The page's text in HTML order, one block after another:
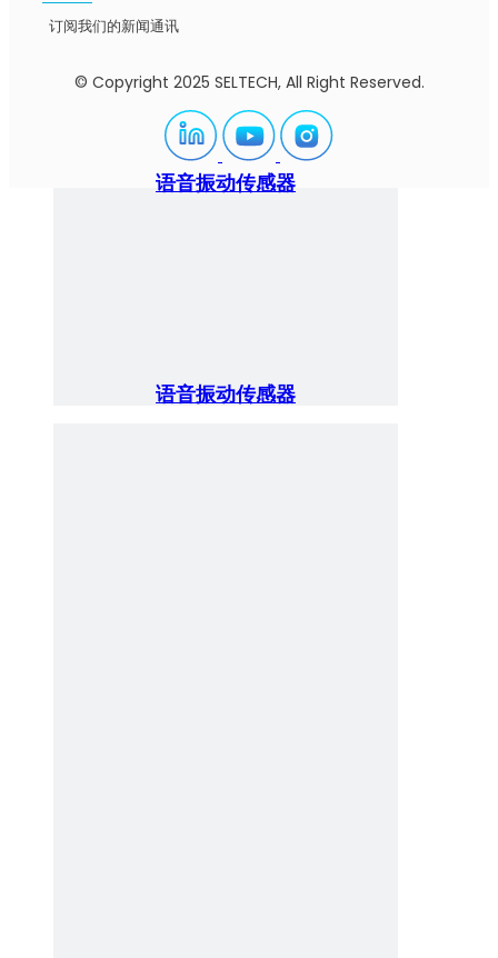
语音振动传感器
语音振动传感器
订阅我们的新闻通讯
© Copyright 2025 SELTECH, All Right Reserved.